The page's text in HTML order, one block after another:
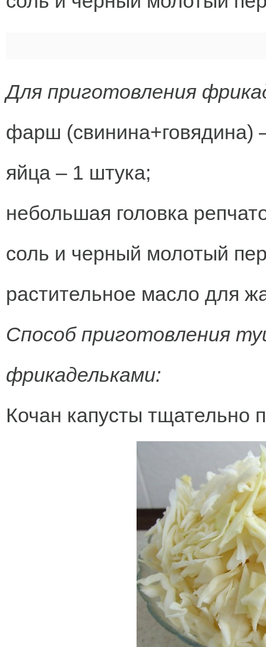
Для приготовления
фарш (свинина+говядина)
яйца – 1 штука;
небольшая головка
соль и черный молотый
растительное масло для
Способ приготовления
фрикадельками:
Кочан капусты тщательно